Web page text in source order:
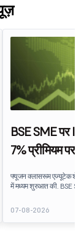
BSE SME पर
7% प्रीमियम
शेयरों की लिस्ट
फ्यूजन क्लासरूम एज्यूटेक शेयरों
में मध्यम शुरुआत की. BSE
प्रीमियम प्रदान करता है.
प्रदान किया, जो एजुकेशन
धारणा को दर्शाता है.
07-08-2026